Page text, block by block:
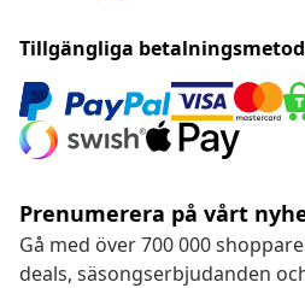
Tillgängliga
Prenumerera på vårt
Gå med över 700 000
deals, säsongserbjudanden